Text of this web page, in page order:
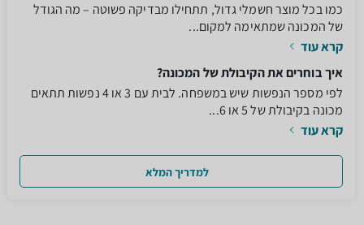
כמו בכל מוצר חשמלי גדול, תתחילו מבדיקה פשוטה – מה הגודל
של המכונה שמתאימה למקום...
קרא עוד
איך בוחרים את הקיבולת של המכונה?
לפי מספר הנפשות שיש במשפחה. לבית עם 3 או 4 נפשות תתאים
מכונה בקיבולת של 5 או 6...
קרא עוד
למדריך המלא